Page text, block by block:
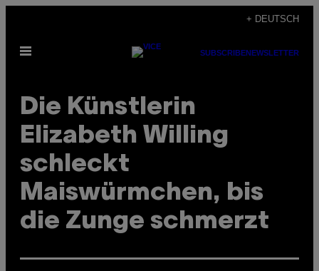
content
+ DEUTSCH
Open
SUBSCRIBENEWSLETTER
Die Künstlerin
Elizabeth Willing
schleckt
Maiswürmchen, bis
die Zunge schmerzt